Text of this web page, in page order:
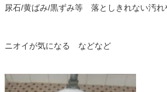
尿石/黄ばみ/黒ずみ等 落としきれない汚れ
ニオイが気になる などなど